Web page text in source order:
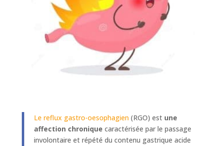
Le reflux gastro-oesophagien(RGO) est une
affection chronique caractérisée par le passage
involontaire et répété du contenu gastrique acide